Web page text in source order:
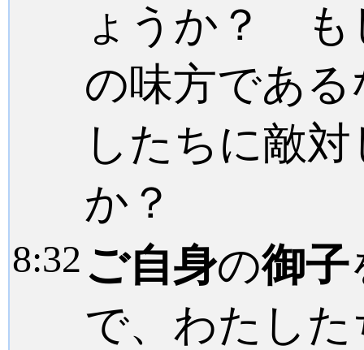
ょうか？ も
の味方であ
したちに敵対
か？
8:32 ご自身の御子
で、わたし